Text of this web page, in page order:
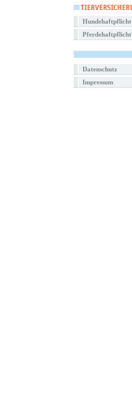
Hundehaftpflicht
Pferdehaftpflicht
Datenschutz
Impressum